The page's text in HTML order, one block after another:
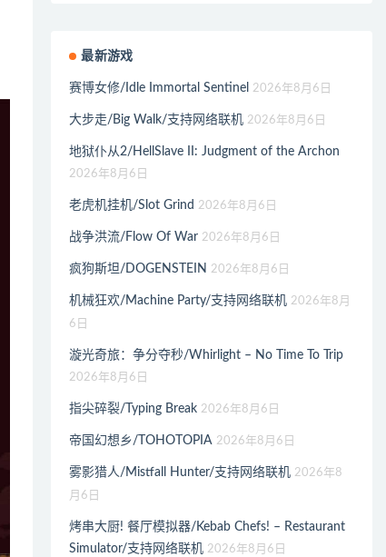
最新游戏
赛博女修/Idle Immortal Sentinel 2026年8月6日
大步走/Big Walk/支持网络联机 2026年8月6日
地狱仆从2/HellSlave II: Judgment of the Archon
2026年8月6日
老虎机挂机/Slot Grind 2026年8月6日
战争洪流/Flow Of War 2026年8月6日
疯狗斯坦/DOGENSTEIN 2026年8月6日
机械狂欢/Machine Party/支持网络联机 2026年8月
6日
漩光奇旅：争分夺秒/Whirlight – No Time To Trip
2026年8月6日
指尖碎裂/Typing Break 2026年8月6日
帝国幻想乡/TOHOTOPIA 2026年8月6日
雾影猎人/Mistfall Hunter/支持网络联机 2026年8
月6日
烤串大厨! 餐厅模拟器/Kebab Chefs! – Restaurant
Simulator/支持网络联机 2026年8月6日